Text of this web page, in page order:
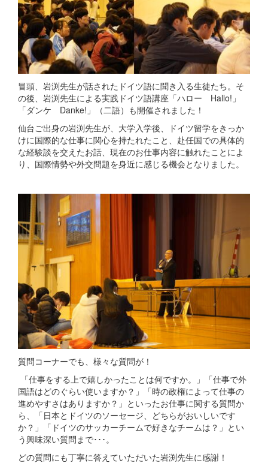
冒頭、岩渕先生が話されたドイツ語に聞き入る生徒たち。そ
の後、岩渕先生による実践ドイツ語講座「ハロー Hallo!」
「ダンケ Danke!」（二語）も開催されました！
仙台ご出身の岩渕先生が、大学入学後、ドイツ留学をきっか
けに国際的な仕事に関心を持たれたこと、赴任国での具体的
な経験談を交えたお話、現在のお仕事内容に触れたことによ
り、国際情勢や外交問題を身近に感じる機会となりました。
質問コーナーでも、様々な質問が！
「仕事をする上で嬉しかったことは何ですか。」「仕事で外
国語はどのぐらい使いますか？」「時の政権によって仕事の
進めやすさはありますか？」といったお仕事に関する質問か
ら、「日本とドイツのソーセージ、どちらがおいしいです
か？」「ドイツのサッカーチームで好きなチームは？」とい
う興味深い質問まで･･･。
どの質問にも丁寧に答えていただいた岩渕先生に感謝！